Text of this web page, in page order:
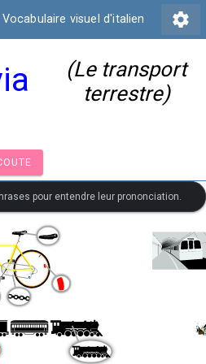
Vocabulaire visuel d'italien settings
(Le transport
terrestre)
pour entendre leur prononciation.